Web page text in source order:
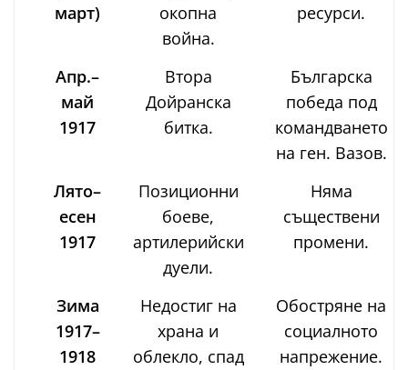
март)
окопна
война.
ресурси.
Апр.–
май
1917
Втора
Дойранска
битка.
Българска
победа под
командването
на ген. Вазов.
Лято–
есен
1917
Позиционни
боеве,
артилерийски
дуели.
Няма
съществени
промени.
Зима
1917–
1918
Недостиг на
храна и
облекло, спад
Обостряне на
социалното
напрежение.